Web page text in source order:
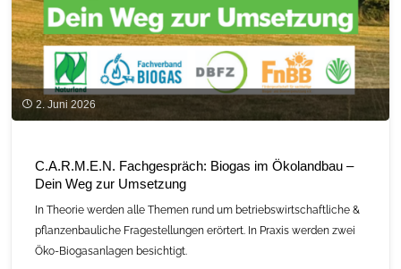
2. Juni 2026
C.A.R.M.E.N. Fachgespräch: Biogas im Ökolandbau –
Dein Weg zur Umsetzung
In Theorie werden alle Themen rund um betriebswirtschaftliche &
pflanzenbauliche Fragestellungen erörtert. In Praxis werden zwei
Öko-Biogasanlagen besichtigt.